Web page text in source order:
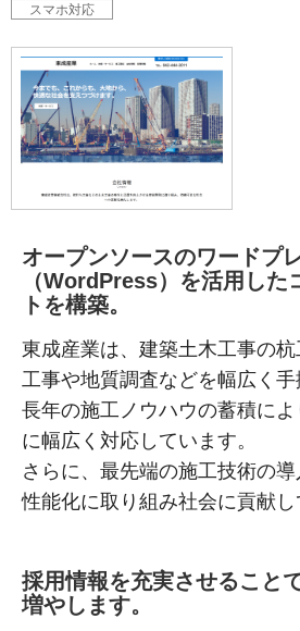
スマホ対応
オープンソースのワードプ
（WordPress）を活用した
トを構築。
東成産業は、建築土木工事の
工事や地質調査などを幅広く手
長年の施工ノウハウの蓄積に
に幅広く対応しています。
さらに、最先端の施工技術の
性能化に取り組み社会に貢献し
採用情報を充実させること
増やします。